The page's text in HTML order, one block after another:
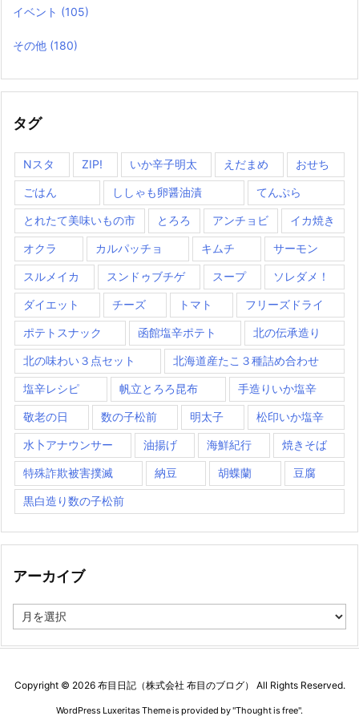
イベント (105)
その他 (180)
タグ
Nスタ ZIP! いか辛子明太 えだまめ おせち
ごはん ししゃも卵醤油漬 てんぷら
とれたて美味いもの市 とろろ アンチョビ イカ焼き
オクラ カルパッチョ キムチ サーモン
スルメイカ スンドゥブチゲ スープ ソレダメ！
ダイエット チーズ トマト フリーズドライ
ポテトスナック 函館塩辛ポテト 北の伝承造り
北の味わい３点セット 北海道産たこ３種詰め合わせ
塩辛レシピ 帆立とろろ昆布 手造りいか塩辛
敬老の日 数の子松前 明太子 松印いか塩辛
水卜アナウンサー 油揚げ 海鮮紀行 焼きそば
特殊詐欺被害撲滅 納豆 胡蝶蘭 豆腐
黒白造り数の子松前
アーカイブ
ー
Copyright © 2026 布目日記（株式会社 布目のブログ） All Rights Reserved.
WordPress Luxeritas Theme is provided by "Thought is free".